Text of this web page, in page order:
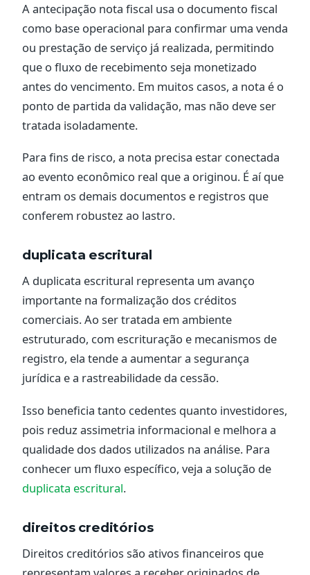
A antecipação nota fiscal usa o documento fiscal
como base operacional para confirmar uma venda
ou prestação de serviço já realizada, permitindo
que o fluxo de recebimento seja monetizado
antes do vencimento. Em muitos casos, a nota é o
ponto de partida da validação, mas não deve ser
tratada isoladamente.
Para fins de risco, a nota precisa estar conectada
ao evento econômico real que a originou. É aí que
entram os demais documentos e registros que
conferem robustez ao lastro.
duplicata escritural
A duplicata escritural representa um avanço
importante na formalização dos créditos
comerciais. Ao ser tratada em ambiente
estruturado, com escrituração e mecanismos de
registro, ela tende a aumentar a segurança
jurídica e a rastreabilidade da cessão.
Isso beneficia tanto cedentes quanto investidores,
pois reduz assimetria informacional e melhora a
qualidade dos dados utilizados na análise. Para
conhecer um fluxo específico, veja a solução de
duplicata escritural.
direitos creditórios
Direitos creditórios são ativos financeiros que